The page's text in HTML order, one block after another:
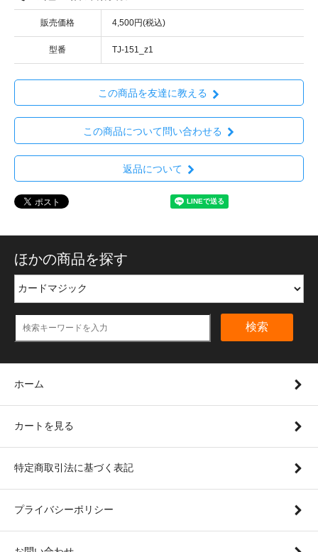
販売価格 4,500円(税込)
型番 TJ-151_z1
この商品を友達に教える
この商品について問い合わせる
返品について
ほかの商品を探す
検索
ホーム
カートを見る
特定商取引法に基づく表記
プライバシーポリシー